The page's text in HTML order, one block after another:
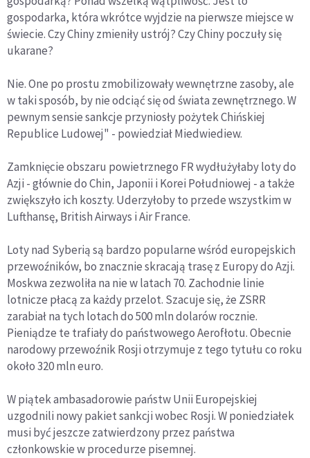
gospodarka, która wkrótce wyjdzie na pierwsze miejsce w
świecie. Czy Chiny zmieniły ustrój? Czy Chiny poczuły się
ukarane?
Nie. One po prostu zmobilizowały wewnętrzne zasoby, ale
w taki sposób, by nie odciąć się od świata zewnętrznego. W
pewnym sensie sankcje przyniosły pożytek Chińskiej
Republice Ludowej" - powiedział Miedwiediew.
Zamknięcie obszaru powietrznego FR wydłużyłaby loty do
Azji - głównie do Chin, Japonii i Korei Południowej - a także
zwiększyło ich koszty. Uderzyłoby to przede wszystkim w
Lufthansę, British Airways i Air France.
Loty nad Syberią są bardzo popularne wśród europejskich
przewoźników, bo znacznie skracają trasę z Europy do Azji.
Moskwa zezwoliła na nie w latach 70. Zachodnie linie
lotnicze płacą za każdy przelot. Szacuje się, że ZSRR
zarabiał na tych lotach do 500 mln dolarów rocznie.
Pieniądze te trafiały do państwowego Aerofłotu. Obecnie
narodowy przewoźnik Rosji otrzymuje z tego tytułu co roku
około 320 mln euro.
W piątek ambasadorowie państw Unii Europejskiej
uzgodnili nowy pakiet sankcji wobec Rosji. W poniedziałek
musi być jeszcze zatwierdzony przez państwa
członkowskie w procedurze pisemnej.